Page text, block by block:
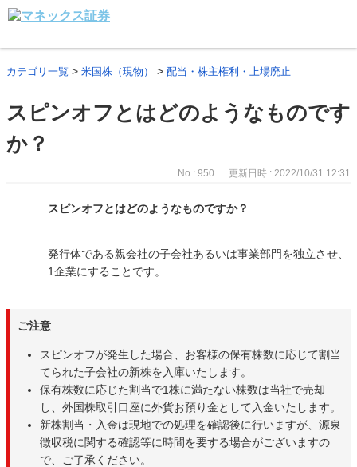
カテゴリ一覧 > 米国株（現物） > 配当・株主権利・上場廃止
スピンオフとはどのようなものです
か？
No : 950 更新日時 : 2022/10/31 12:31
スピンオフとはどのようなものですか？
発行体である親会社の子会社あるいは事業部門を独立させ、
1企業にすることです。
ご注意
スピンオフが発生した場合、お客様の保有株数に応じて割当
てられた子会社の新株を入庫いたします。
保有株数に応じた割当で1株に満たない株数は当社で売却
し、外国株取引口座に外貨お預り金として入金いたします。
新株割当・入金は現地での処理を確認後に行いますが、源泉
徴収税に関する確認等に時間を要する場合がございますの
で、ご了承ください。